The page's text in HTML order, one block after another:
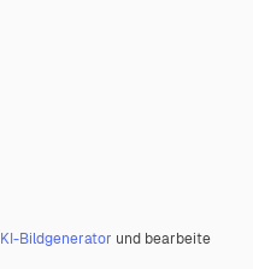
KI-Bildgenerator und bearbeite